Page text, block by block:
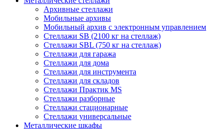
Архивные стеллажи
Мобильные архивы
Мобильный архив с электронным управлением
Стеллажи SB (2100 кг на стеллаж)
Стеллажи SBL (750 кг на стеллаж)
Стеллажи для гаража
Стеллажи для дома
Стеллажи для инструмента
Стеллажи для складов
Стеллажи Практик MS
Стеллажи разборные
Стеллажи стационарные
Стеллажи универсальные
Металлические шкафы